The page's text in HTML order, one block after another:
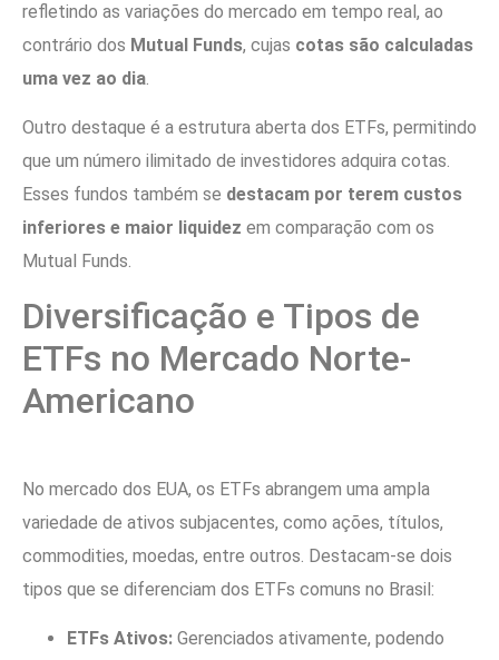
refletindo as variações do mercado em tempo real, ao
contrário dos Mutual Funds, cujas cotas são calculadas
uma vez ao dia.
Outro destaque é a estrutura aberta dos ETFs, permitindo
que um número ilimitado de investidores adquira cotas.
Esses fundos também se destacam por terem custos
inferiores e maior liquidez em comparação com os
Mutual Funds.
Diversificação e Tipos de
ETFs no Mercado Norte-
Americano
No mercado dos EUA, os ETFs abrangem uma ampla
variedade de ativos subjacentes, como ações, títulos,
commodities, moedas, entre outros. Destacam-se dois
tipos que se diferenciam dos ETFs comuns no Brasil:
ETFs Ativos: Gerenciados ativamente, podendo